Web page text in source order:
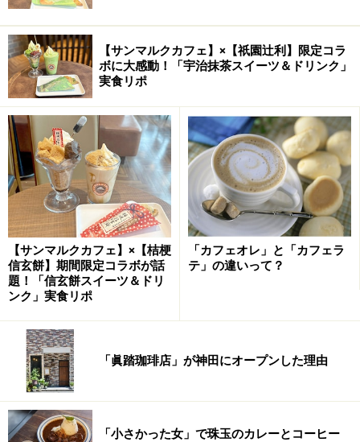
【サンマルクカフェ】×【祇園辻利】限定コラ
ボに大感動！「宇治抹茶スイーツ＆ドリンク」
実食リポ
【サンマルクカフェ】×【桔梗
信玄餅】期間限定コラボが話
題！「信玄餅スイーツ＆ドリ
ンク」実食リポ
「カフェオレ」と「カフェラ
テ」の違いって？
「眞踏珈琲店」が神田にオープンした理由
「小さかった女」で珠玉のカレーとコーヒー